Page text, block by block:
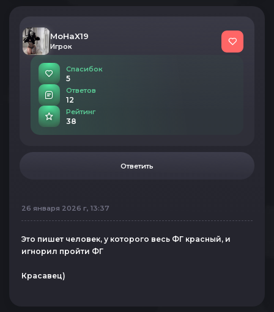
MoHaX19
Игрок
Спасибок
5
Ответов
12
Рейтинг
38
Ответить
26 января 2026 г, 13:37
Это пишет человек, у которого весь ФГ красный, и
игнорил пройти ФГ
Красавец)